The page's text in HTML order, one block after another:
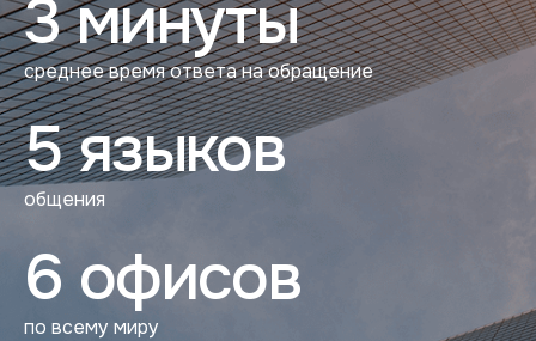
3 минуты
среднее время ответа на обращение
5 языков
общения
6 офисов
по всему миру